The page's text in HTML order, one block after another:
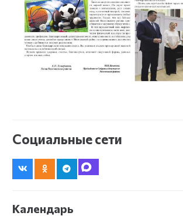
Социальные сети
Календарь